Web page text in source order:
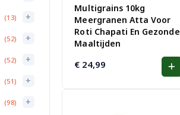
+
(13)
+
(52)
+
(52)
+
(51)
+
(98)
Multigrains 10kg
Meergranen Atta Voor
Roti Chapati En Gezonde
Maaltijden
€ 24,99